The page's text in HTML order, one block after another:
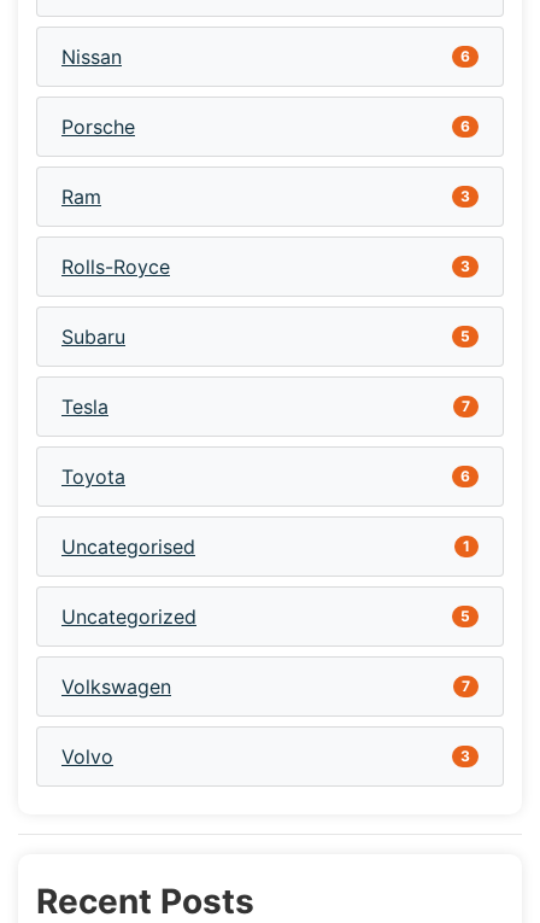
Nissan 6
Porsche 6
Ram 3
Rolls-Royce 3
Subaru 5
Tesla 7
Toyota 6
Uncategorised 1
Uncategorized 5
Volkswagen 7
Volvo 3
Recent Posts